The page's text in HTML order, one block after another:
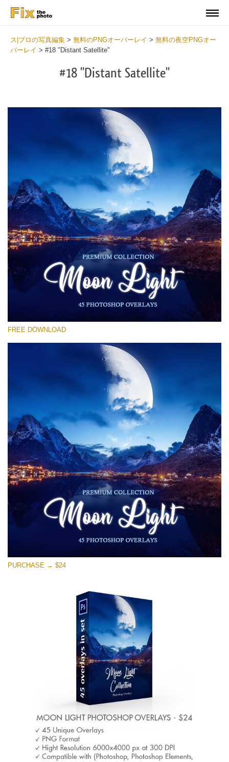
ス|プロの写真編集 > 無料のPNGオーバーレイ > 無料の夜空PNGオー
バーレイ > #18 "Distant Satellite"
#18 "Distant Satellite"
選んでください
Free Moon Overlay #18
Small 800*533px
(45 Overlays)
Large 6000*4000px
(1783 Overlays)
Large 6000*4000px
無料ダウンロード
FREE DOWNLOAD
PURCHASE → $24